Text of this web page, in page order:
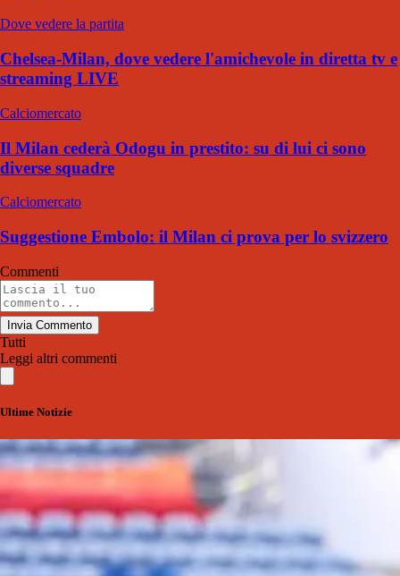
Dove vedere la partita
Chelsea-Milan, dove vedere l'amichevole in diretta tv e
streaming LIVE
Calciomercato
Il Milan cederà Odogu in prestito: su di lui ci sono
diverse squadre
Calciomercato
Suggestione Embolo: il Milan ci prova per lo svizzero
Commenti
Invia Commento
Tutti
Leggi altri commenti
Ultime Notizie